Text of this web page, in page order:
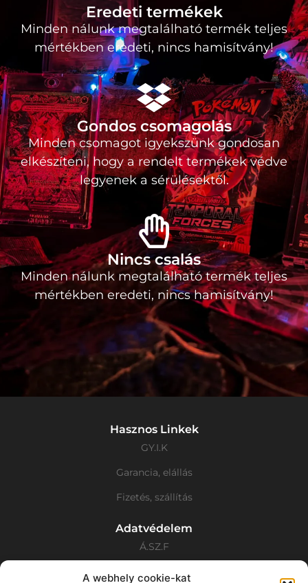
A webhely cookie-kat
Eredeti termékek
Minden nálunk megtalálható termék teljes
mértékben eredeti, nincs hamisítvány!
Gondos csomagolás
Minden csomagot igyekszünk gondosan
elkészíteni, hogy a rendelt termékek védve
legyenek a sérülésektől.
Nincs csalás
Minden nálunk megtalálható termék teljes
mértékben eredeti, nincs hamisítvány!
Hasznos Linkek
GY.I.K
Garancia, elállás
Fizetés, szállítás
Adatvédelem
Á.SZ.F
Adatvédelmi Nyilatkozat